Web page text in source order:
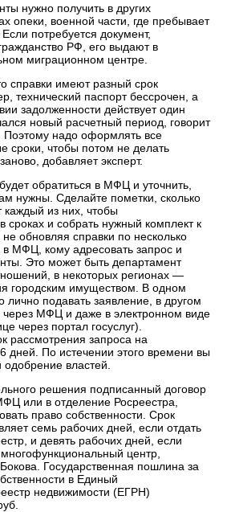
нужно получить в других
опеки, военной части, где пребывает
потребуется документ,
РФ, его выдают в
миграционном центре.
справки имеют разный срок
технический паспорт бессрочен, а
задолженности действует один
новый расчетный период, говорит
Поэтому надо оформлять все
сроки, чтобы потом не делать
добавляет эксперт.
обратиться в МФЦ и уточнить,
нужны. Сделайте пометки, сколько
каждый из них, чтобы
сроках и собрать нужный комплект к
обновляя справки по несколько
в МФЦ, кому адресовать запрос и
Это может быть департамент
в некоторых регионах —
городским имуществом. В одном
лично подавать заявление, в другом
через МФЦ и даже в электронном виде
через портал госуслуг).
рассмотрения запроса на
дней. По истечении этого времени вы
одобрение властей.
решения подписанный договор
или в отделение Росреестра,
право собственности. Срок
семь рабочих дней, если отдать
и девять рабочих дней, если
многофункциональный центр,
Государственная пошлина за
в Единый
недвижимости (ЕГРН)